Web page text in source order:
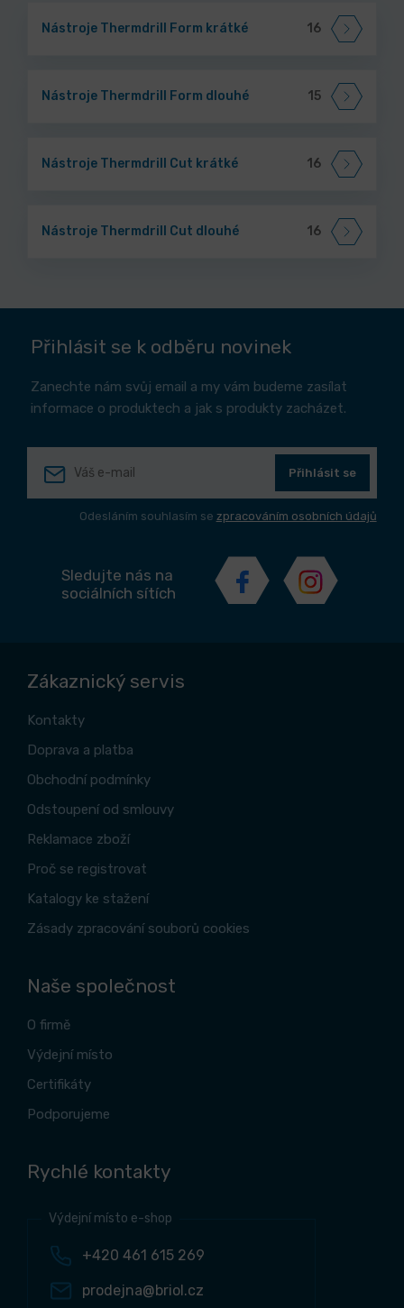
Nástroje Thermdrill Form krátké 16
Nástroje Thermdrill Form dlouhé 15
Nástroje Thermdrill Cut krátké 16
Nástroje Thermdrill Cut dlouhé 16
Přihlásit se k odběru novinek
Zanechte nám svůj email a my vám budeme zasílat
informace o produktech a jak s produkty zacházet.
Přihlásit se
Odesláním souhlasím se zpracováním osobních údajů
Sledujte nás na
sociálních sítích
Zákaznický servis
Kontakty
Doprava a platba
Obchodní podmínky
Odstoupení od smlouvy
Reklamace zboží
Proč se registrovat
Katalogy ke stažení
Zásady zpracování souborů cookies
Naše společnost
O firmě
Výdejní místo
Certifikáty
Podporujeme
Rychlé kontakty
Výdejní místo e-shop
+420 461 615 269
prodejna@briol.cz